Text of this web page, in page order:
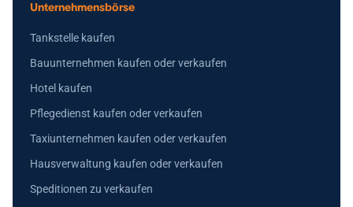
Unternehmensbörse
Tankstelle kaufen
Bauunternehmen kaufen oder verkaufen
Hotel kaufen
Pflegedienst kaufen oder verkaufen
Taxiunternehmen kaufen oder verkaufen
Hausverwaltung kaufen oder verkaufen
Speditionen zu verkaufen